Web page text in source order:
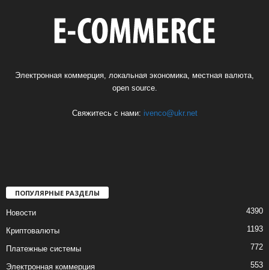
Электронная коммерция, локальная экономика, местная валюта,
open source.
Свяжитесь с нами: ivenco@ukr.net
ПОПУЛЯРНЫЕ РАЗДЕЛЫ
Новости 4390
Криптовалюты 1193
Платежные системы 772
Электронная коммерция 553